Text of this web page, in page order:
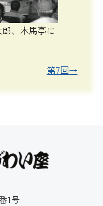
、木馬亭に
第7回→
1号